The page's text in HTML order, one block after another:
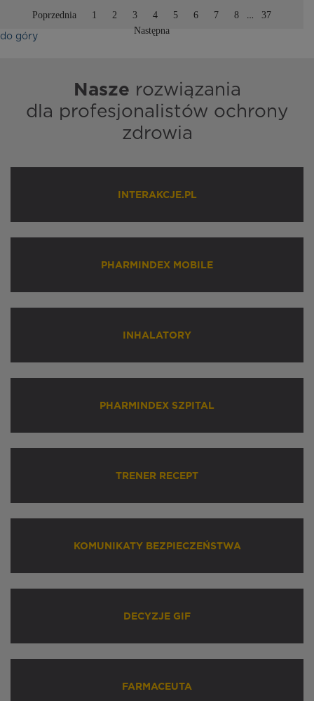
Poprzednia 1 2 3 4 5 6 7 8 …
37
Następna
do góry
Nasze rozwiązania
dla profesjonalistów ochrony
zdrowia
INTERAKCJE.PL
PHARMINDEX MOBILE
INHALATORY
PHARMINDEX SZPITAL
TRENER RECEPT
KOMUNIKATY BEZPIECZEŃSTWA
DECYZJE GIF
FARMACEUTA